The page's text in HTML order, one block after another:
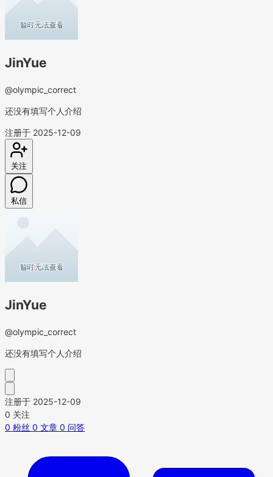
JinYue
@olympic_correct
还没有填写个人介绍
注册于 2025-12-09
关注
私信
JinYue
@olympic_correct
还没有填写个人介绍
注册于 2025-12-09
0 关注
0 粉丝 0 文章 0 问答